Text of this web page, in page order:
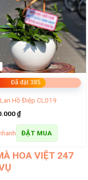
Đã đặt 385
Hồ Điệp CL019
₫
ĐẶT MUA
HOA VIỆT 247